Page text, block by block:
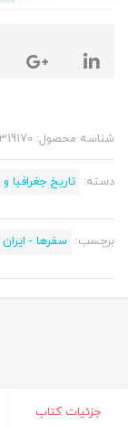
شناسه محصول: 319170
دسته: تاریخ جغرافیا
برچسب: سفرها - ایران
جزئیات کتاب